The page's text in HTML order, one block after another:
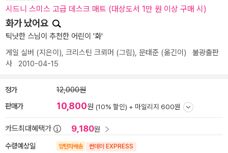
시드니 스미스 고급 데스크 매트 (대상도서 1만 원 이상 구매 시)
화가 났어요
틱낫한 스님이 추천한 어린이 '화'
게일 실버 (지은이), 크리스틴 크뢰머 (그림), 문태준 (옮긴이) 불광출판
사 2010-04-15
정가 12,000원
판매가 10,800원 (10% 할인) + 마일리지 600원
카드최대혜택가 9,180원
수령예상일 양탄자배송 썬데이 EXPRESS